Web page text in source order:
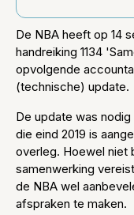
De NBA heeft op 14
handreiking 1134
opvolgende
(technische) update.
De update was
die eind 2019 is
overleg. Hoewel niet
samenwerking
de NBA wel
afspraken te maken.